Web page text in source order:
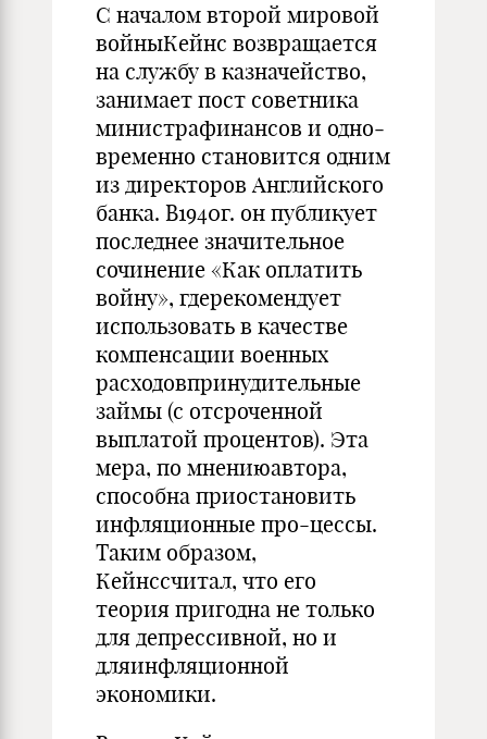
С началом второй мировой
войныКейнс возвращается
на службу в казначейство,
занимает пост советника
министрафинансов и одно­
временно становится одним
из директоров Английского
банка. В1940г. он публикует
последнее значительное
сочинение «Как оплатить
войну», гдерекомендует
использовать в качестве
компенсации военных
расхо­довпринудительные
займы (с отсроченной
выплатой процентов). Эта
мера, по мнениюавтора,
способна приостановить
инфляционные про-цессы.
Таким образом,
Кейнссчитал, что его
теория пригодна не толь­ко
для депрессивной, но и
дляинфляционной
экономики.